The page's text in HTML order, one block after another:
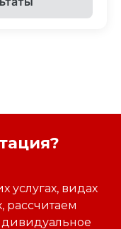
услугах, видах
рассчитаем